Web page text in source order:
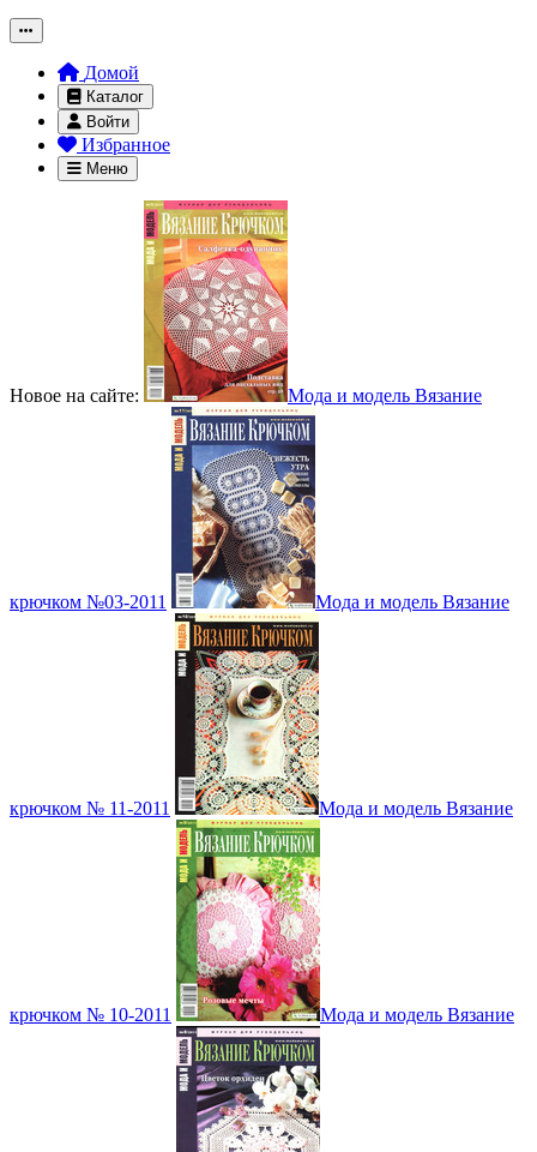
Домой
Каталог
Войти
Избранное
Меню
Новое на сайте: Мода и модель Вязание
крючком №03-2011 Мода и модель Вязание
крючком № 11-2011 Мода и модель Вязание
крючком № 10-2011 Мода и модель Вязание